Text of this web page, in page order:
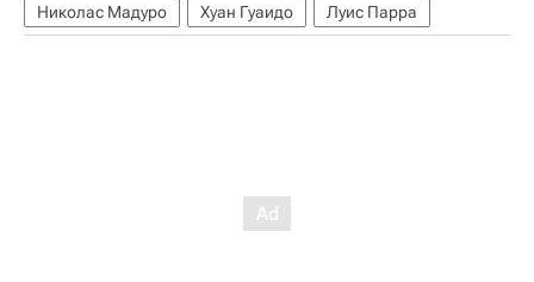
Николас Мадуро
Хуан Гуаидо Луис Парра